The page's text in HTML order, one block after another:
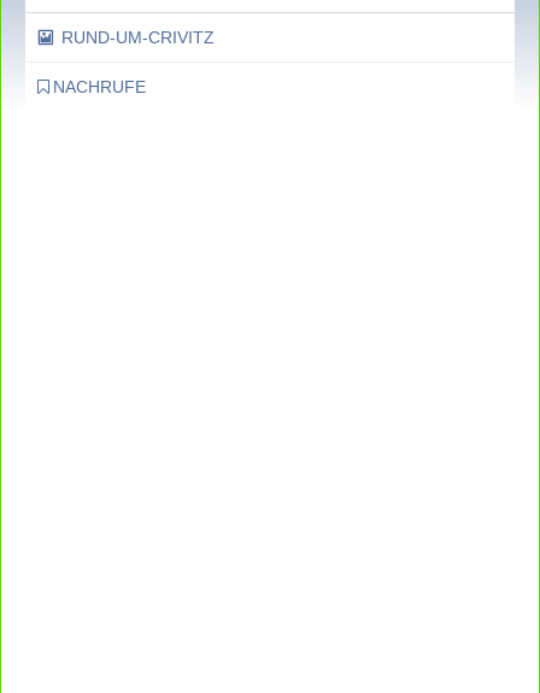
RUND-UM-CRIVITZ
NACHRUFE